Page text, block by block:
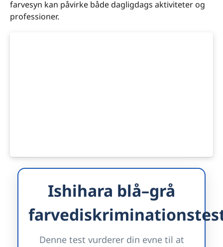
farvesyn kan påvirke både dagligdags aktiviteter og
professioner.
Ishihara blå–grå
Denne test vurderer din evne til at